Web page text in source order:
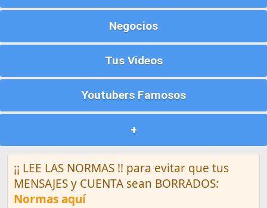
Negocios
Tus Videos
Youtubers Famosos
+
¡¡ LEE LAS NORMAS !! para evitar que tus
MENSAJES y CUENTA sean BORRADOS:
Normas aquí